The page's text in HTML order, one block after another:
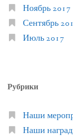
Ноябрь 2017
Сентябрь
Июль 2017
Рубрики
Наши
Наши